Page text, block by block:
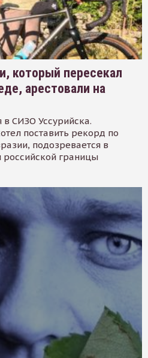
который пересекал
арестовали на
в СИЗО Уссурийска.
поставить рекорд по
подозревается в
российской границы